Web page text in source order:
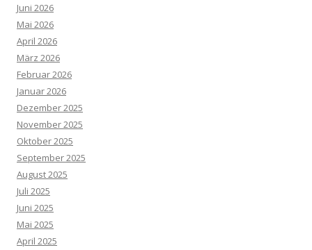
Juni 2026
Mai 2026
April 2026
März 2026
Februar 2026
Januar 2026
Dezember 2025
November 2025
Oktober 2025
September 2025
August 2025
Juli 2025
Juni 2025
Mai 2025
April 2025